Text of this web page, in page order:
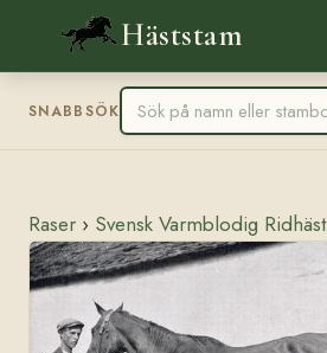
Häststam
SNABBSÖK
Raser › Svensk Varmblodig Ridhäst